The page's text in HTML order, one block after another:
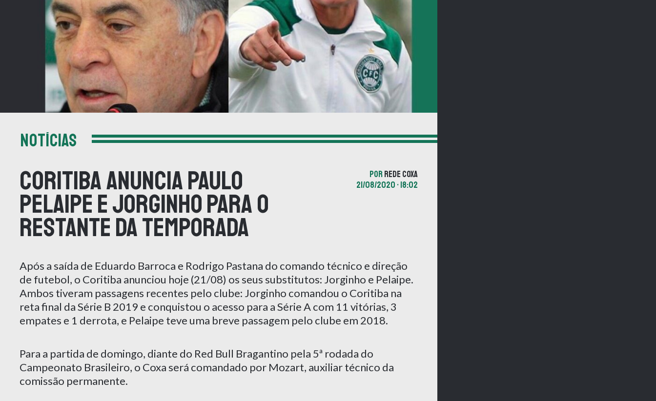
NOTÍCIAS
Coritiba anuncia Paulo
Pelaipe e Jorginho para o
restante da temporada
PORREDE COXA
21/08/2020 • 18:02
Após a saída de Eduardo Barroca e Rodrigo Pastana do comando técnico e direção
de futebol, o Coritiba anunciou hoje (21/08) os seus substitutos: Jorginho e Pelaipe.
Ambos tiveram passagens recentes pelo clube: Jorginho comandou o Coritiba na
reta final da Série B 2019 e conquistou o acesso para a Série A com 11 vitórias, 3
empates e 1 derrota, e Pelaipe teve uma breve passagem pelo clube em 2018.
Para a partida de domingo, diante do Red Bull Bragantino pela 5ª rodada do
Campeonato Brasileiro, o Coxa será comandado por Mozart, auxiliar técnico da
comissão permanente.